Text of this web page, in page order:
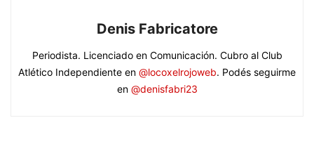
Denis Fabricatore
Periodista. Licenciado en Comunicación. Cubro al Club
Atlético Independiente en @locoxelrojoweb. Podés seguirme
en @denisfabri23